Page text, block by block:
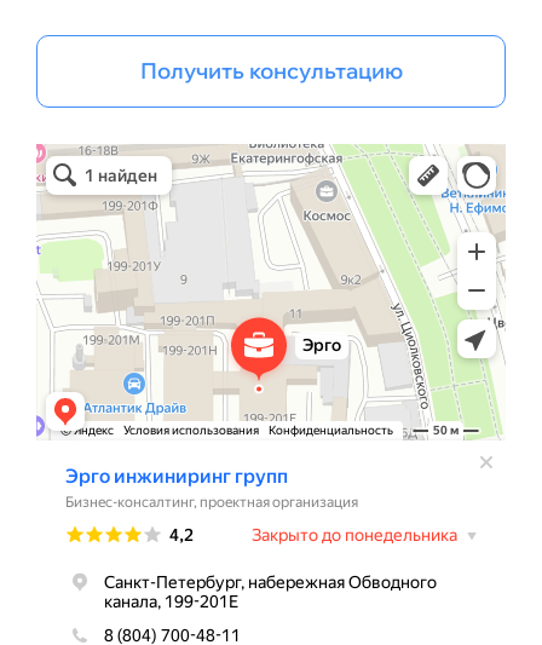
Получить консультацию
Эрго Инжиниринг групп
Бизнес-консалтинг в Санкт‑Петербурге
Проектная организация в Санкт‑Петербурге